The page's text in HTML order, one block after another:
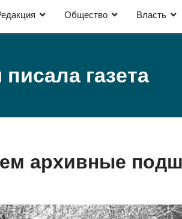
Общество Власть
газета
архивные